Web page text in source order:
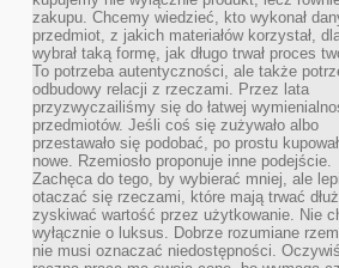
zakupu. Chcemy wiedzieć, kto wykonał
przedmiot, z jakich materiałów korzystał,
wybrał taką formę, jak długo trwał proces
To potrzeba autentyczności, ale także
odbudowy relacji z rzeczami. Przez lata
przyzwyczailiśmy się do łatwej
przedmiotów. Jeśli coś się zużywało albo
przestawało się podobać, po prostu
nowe. Rzemiosło proponuje inne podejście.
Zachęca do tego, by wybierać mniej, ale
otaczać się rzeczami, które mają trwać
zyskiwać wartość przez użytkowanie. Nie
wyłącznie o luksus. Dobrze rozumiane
nie musi oznaczać niedostępności.